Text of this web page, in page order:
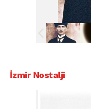
İzmir Nostalji